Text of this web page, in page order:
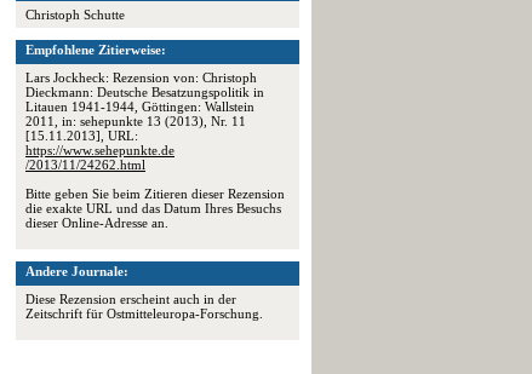
Christoph Schutte
Empfohlene Zitierweise:
Lars Jockheck: Rezension von: Christoph
Dieckmann: Deutsche Besatzungspolitik in
Litauen 1941-1944, Göttingen: Wallstein
2011, in: sehepunkte 13 (2013), Nr. 11
[15.11.2013], URL:
https://www.sehepunkte.de
/2013/11/24262.html
Bitte geben Sie beim Zitieren dieser Rezension
die exakte URL und das Datum Ihres Besuchs
dieser Online-Adresse an.
Andere Journale:
Diese Rezension erscheint auch in der
Zeitschrift für Ostmitteleuropa-Forschung.